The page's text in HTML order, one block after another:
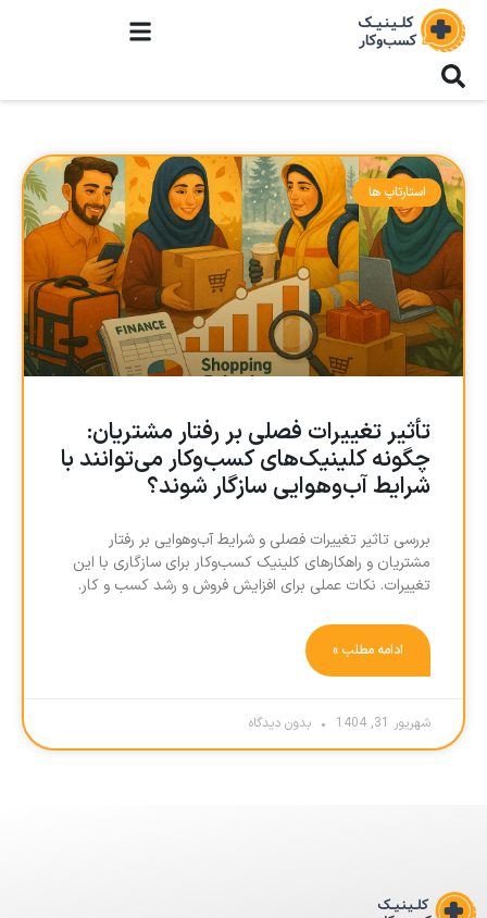
استارتاپ ها
تأثیر تغییرات فصلی بر رفتار مشتریان:
چگونه کلینیک‌های کسب‌وکار می‌توانند با
شرایط آب‌وهوایی سازگار شوند؟
بررسی تاثیر تغییرات فصلی و شرایط آب‌وهوایی بر رفتار
مشتریان و راهکارهای کلینیک کسب‌وکار برای سازگاری با این
تغییرات. نکات عملی برای افزایش فروش و رشد کسب و کار.
ادامه مطلب »
شهریور 31, 1404 بدون دیدگاه